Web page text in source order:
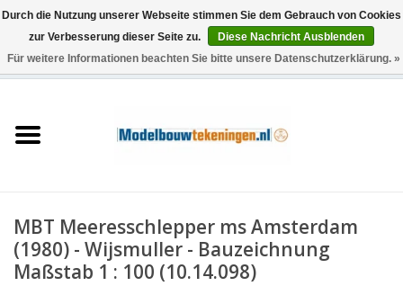
0 Artikel - €0,00
Schiffe
Holzbau
MBT Meeresschlepper ms Amsterdam
(1980) - Wijsmuller - Bauzeichnung
Maßstab 1 : 100 (10.14.098)
Durch die Nutzung unserer Webseite stimmen Sie dem Gebrauch von Cookies
zur Verbesserung dieser Seite zu.
Diese Nachricht Ausblenden
Für weitere Informationen beachten Sie bitte unsere Datenschutzerklärung. »